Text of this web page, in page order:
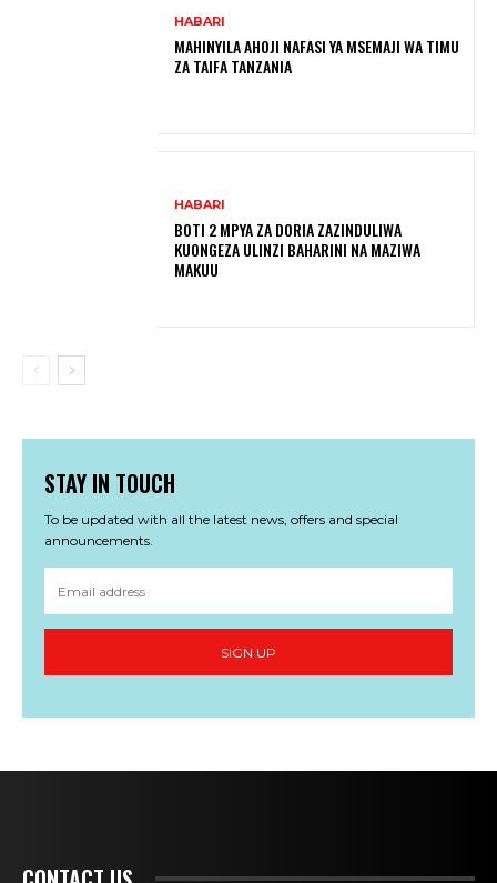
HABARI
MAHINYILA AHOJI NAFASI YA MSEMAJI WA TIMU
ZA TAIFA TANZANIA
HABARI
BOTI 2 MPYA ZA DORIA ZAZINDULIWA
KUONGEZA ULINZI BAHARINI NA MAZIWA
MAKUU
STAY IN TOUCH
To be updated with all the latest news, offers and special
announcements.
SIGN UP